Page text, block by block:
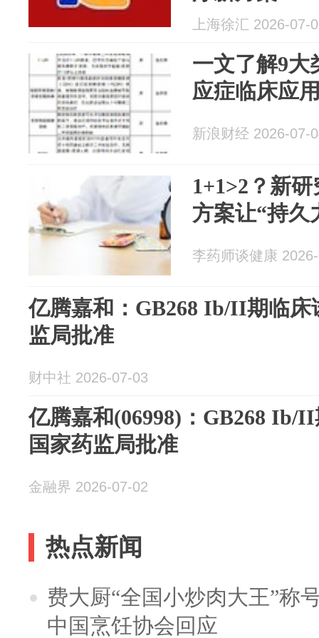
上海徐汇 2026-07-
一文了解9大
应症临床应
新浪财经 2026-07-
1+1>2？新
方案让“持久
李药师谈健康
亿腾嘉和：GB268 Ib/II期临
监局批准
财中社 2026-07-03
亿腾嘉和(06998)：GB268 Ib/
国家药监局批准
金融界 2026-07-02
热点新闻
费大厨“全国小炒肉大王”称
中国烹饪协会回应